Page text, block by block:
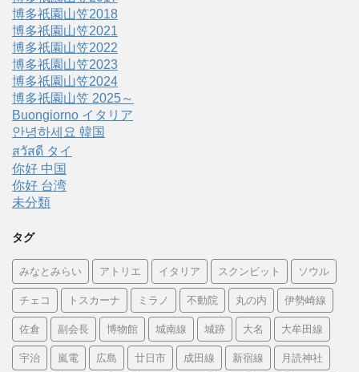
博多祇園山笠2018
博多祇園山笠2021
博多祇園山笠2022
博多祇園山笠2023
博多祇園山笠2024
博多祇園山笠 2025～
Buongiorno イタリア
안녕하세요 韓国
สวัสดี タイ
你好 中国
你好 台湾
未分類
タグ
みなとみらい アトリエ イタリア スクンビット ソウル
チェコ トスカーナ ミラノ 不動院 丸の内 伊勢崎線
佐倉 副会長 博物館 城南線 城跡 大名 大牟田線
宇治 嵐電 広島 廿日市 成田線 新宿線 月読神社